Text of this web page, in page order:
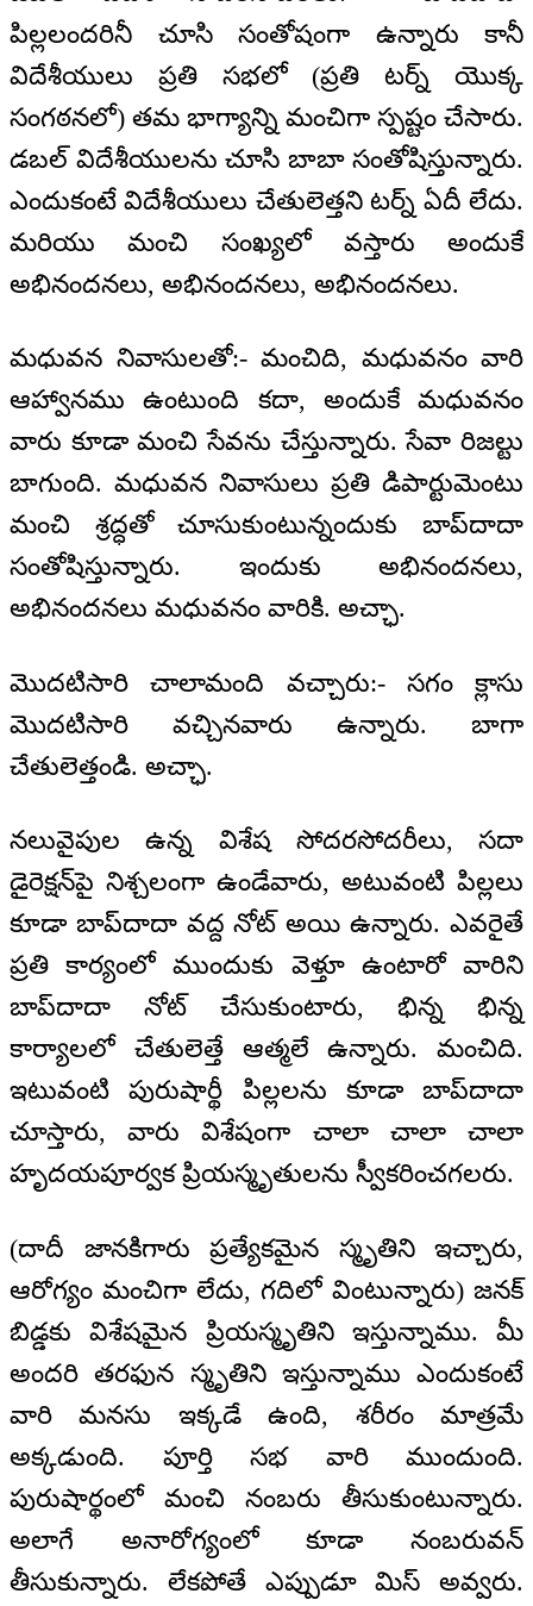
పిల్లలందరినీ చూసి సంతోషంగా ఉన్నారు కానీ
విదేశీయులు ప్రతి సభలో (ప్రతి టర్న్ యొక్క
సంగఠనలో) తమ భాగ్యాన్ని మంచిగా స్పష్టం చేసారు.
డబల్ విదేశీయులను చూసి బాబా సంతోషిస్తున్నారు.
ఎందుకంటే విదేశీయులు చేతులెత్తని టర్న్ ఏదీ లేదు.
మరియు మంచి సంఖ్యలో వస్తారు అందుకే
అభినందనలు, అభినందనలు, అభినందనలు.
మధువన నివాసులతో:- మంచిది, మధువనం వారి
ఆహ్వానము ఉంటుంది కదా, అందుకే మధువనం
వారు కూడా మంచి సేవను చేస్తున్నారు. సేవా రిజల్టు
బాగుంది. మధువన నివాసులు ప్రతి డిపార్టుమెంటు
మంచి శ్రద్ధతో చూసుకుంటున్నందుకు బాప్‍దాదా
సంతోషిస్తున్నారు. ఇందుకు అభినందనలు,
అభినందనలు మధువనం వారికి. అచ్ఛా.
మొదటిసారి చాలామంది వచ్చారు:- సగం క్లాసు
మొదటిసారి వచ్చినవారు ఉన్నారు. బాగా
చేతులెత్తండి. అచ్ఛా.
నలువైపుల ఉన్న విశేష సోదరసోదరీలు, సదా
డైరెక్షన్‌పై నిశ్చలంగా ఉండేవారు, అటువంటి పిల్లలు
కూడా బాప్‍దాదా వద్ద నోట్ అయి ఉన్నారు. ఎవరైతే
ప్రతి కార్యంలో ముందుకు వెళ్తూ ఉంటారో వారిని
బాప్‍దాదా నోట్ చేసుకుంటారు, భిన్న భిన్న
కార్యాలలో చేతులెత్తే ఆత్మలే ఉన్నారు. మంచిది.
ఇటువంటి పురుషార్థీ పిల్లలను కూడా బాప్‍దాదా
చూస్తారు, వారు విశేషంగా చాలా చాలా చాలా
హృదయపూర్వక ప్రియస్మృతులను స్వీకరించగలరు.
(దాదీ జానకిగారు ప్రత్యేకమైన స్మృతిని ఇచ్చారు,
ఆరోగ్యం మంచిగా లేదు, గదిలో వింటున్నారు) జనక్
బిడ్డకు విశేషమైన ప్రియస్మృతిని ఇస్తున్నాము. మీ
అందరి తరఫున స్మృతిని ఇస్తున్నాము ఎందుకంటే
వారి మనసు ఇక్కడే ఉంది, శరీరం మాత్రమే
అక్కడుంది. పూర్తి సభ వారి ముందుంది.
పురుషార్థంలో మంచి నంబరు తీసుకుంటున్నారు.
అలాగే అనారోగ్యంలో కూడా నంబరువన్
తీసుకున్నారు. లేకపోతే ఎప్పుడూ మిస్ అవ్వరు.